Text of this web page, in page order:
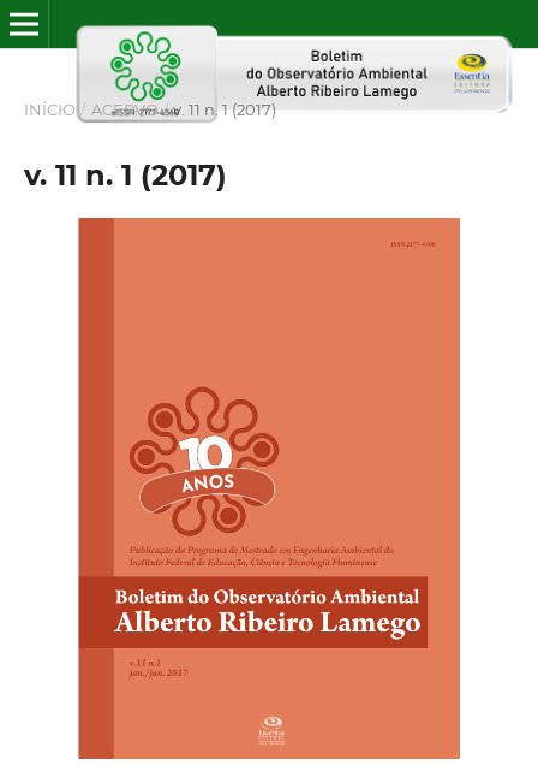
INÍCIO / ACERVO / v. 11 n. 1 (2017)
v. 11 n. 1 (2017)